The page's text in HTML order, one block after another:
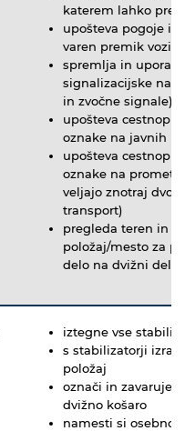
katerem lahko
upošteva pogoje in
varen premik vozila
spremlja in
signalizacijske
in zvočne signale)
upošteva
oznake na javnih
upošteva
oznake na
veljajo znotraj
transport)
pregleda teren in
položaj/mesto za
delo na dvižni
iztegne vse
s stabilizatorji
položaj
označi in zavaruje
dvižno košaro
namesti si osebno